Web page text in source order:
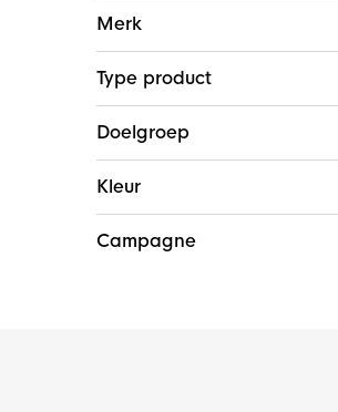
informatie
Merk
Type product
Doelgroep
Kleur
Campagne